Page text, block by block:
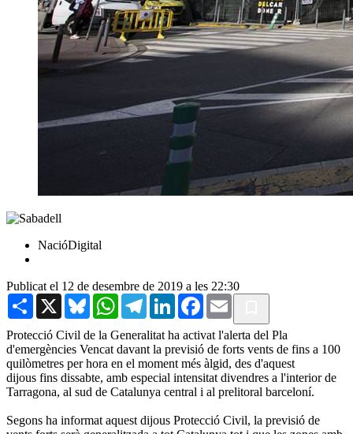
NacióDigital
Publicat el 12 de desembre de 2019 a les 22:30
Share X BlueskyWhatsAppTelegramLinkedInFacebook
Email
Protecció Civil de la Generalitat ha activat l'alerta del Pla
d'emergències Vencat davant la previsió de forts vents de fins a 100
quilòmetres per hora en el moment més àlgid, des d'aquest
dijous fins dissabte, amb especial intensitat divendres a l'interior de
Tarragona, al sud de Catalunya central i al prelitoral barceloní.
Segons ha informat aquest dijous Protecció Civil, la previsió de